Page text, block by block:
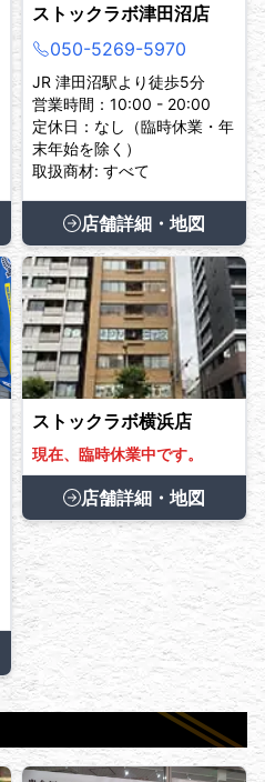
ストックラボ津田沼店
050-5269-5970
JR 津田沼駅より徒歩5分
営業時間：10:00 - 20:00
定休日：なし（臨時休業・年
末年始を除く）
取扱商材: すべて
店舗詳細・地図
ストックラボ横浜店
現在、臨時休業中です。
店舗詳細・地図